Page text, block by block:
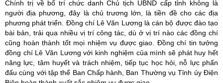
Chính trị về bố trí chức danh Chủ tịch UBND cấp tỉnh không là
người địa phương, đây là chủ trương lớn, là tiền đề cho các địa
phương phát triển. Đồng chí Lê Văn Lương là cán bộ được đào tạo
bài bản, trải qua nhiều vị trí công tác, dù ở vị trí nào các đồng chí
cũng hoàn thành tốt mọi nhiệm vụ được giao. Đồng chí tin tưởng
đồng chí Lê Văn Lương với kinh nghiệm của mình sẽ phát huy hết
năng lực, tâm huyết và trách nhiệm, tiếp tục học hỏi, nỗ lực phấn
đấu cùng với tập thể Ban Chấp hành, Ban Thường vụ Tỉnh ủy Điện